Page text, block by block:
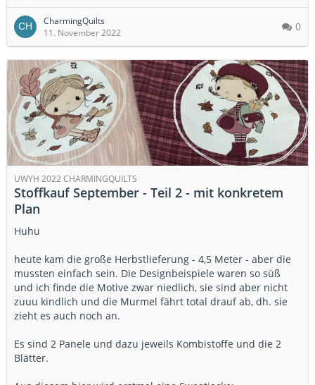
CharmingQuilts
11. November 2022
0
UWYH 2022 CHARMINGQUILTS
Stoffkauf September - Teil 2 - mit konkretem
Plan
Huhu
heute kam die große Herbstlieferung - 4,5 Meter - aber die
mussten einfach sein. Die Designbeispiele waren so süß
und ich finde die Motive zwar niedlich, sie sind aber nicht
zuuu kindlich und die Murmel fährt total drauf ab, dh. sie
zieht es auch noch an.
Es sind 2 Panele und dazu jeweils Kombistoffe und die 2
Blätter.